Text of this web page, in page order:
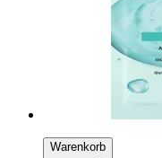
Warenkorb